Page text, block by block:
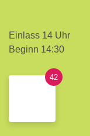
Einlass 14 Uhr
Beginn 14:30
42